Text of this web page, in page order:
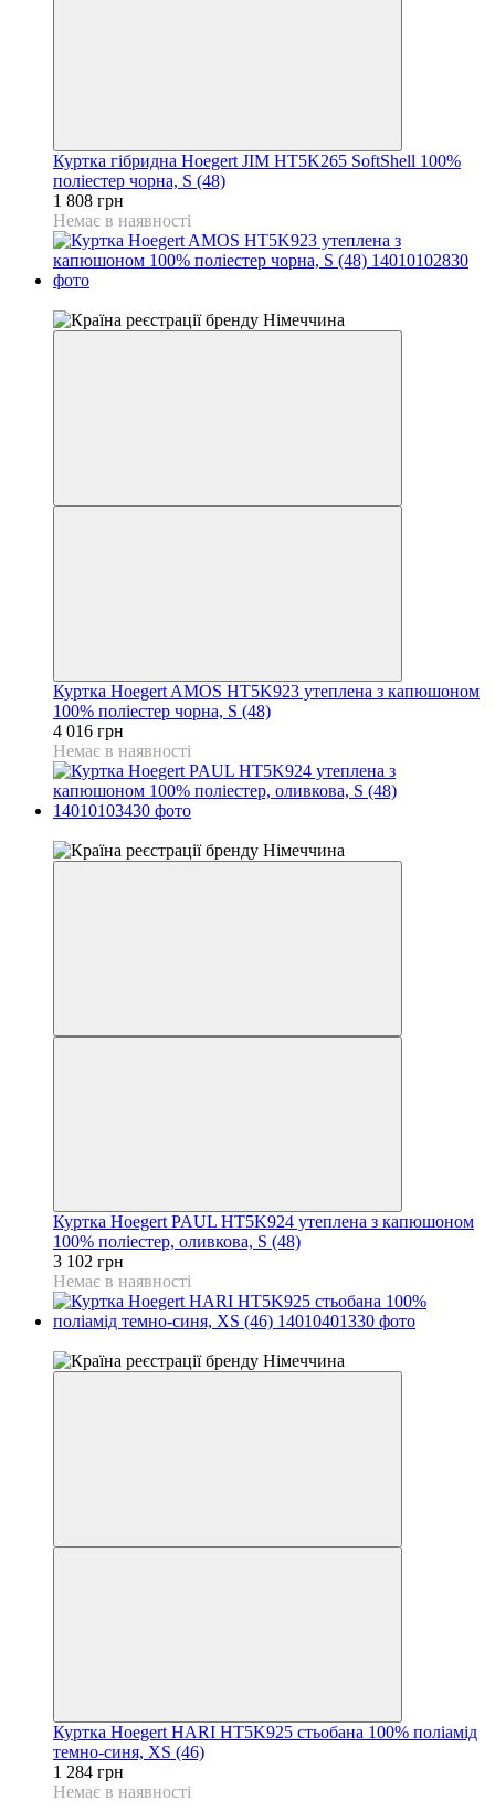
Куртка гібридна Hoegert JIM HT5K265 SoftShell 100%
поліестер чорна, S (48)
1 808 грн
Немає в наявності
Куртка Hoegert AMOS HT5K923 утеплена з капюшоном
100% поліестер чорна, S (48)
4 016 грн
Немає в наявності
Куртка Hoegert PAUL HT5K924 утеплена з капюшоном
100% поліестер, оливкова, S (48)
3 102 грн
Немає в наявності
Куртка Hoegert HARI HT5K925 стьобана 100% поліамід
темно-синя, XS (46)
1 284 грн
Немає в наявності